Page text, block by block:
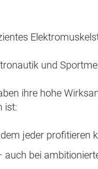
und
ihre hohe
ist:
jeder profitieren
bei